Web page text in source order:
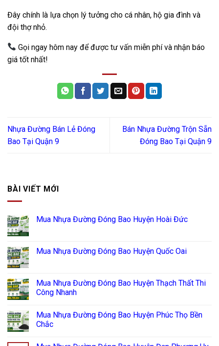
Đây chính là lựa chọn lý tưởng cho cá nhân, hộ gia đình và
đội thợ nhỏ.
Gọi ngay hôm nay để được tư vấn miễn phí và nhận báo
giá tốt nhất!
Nhựa Đường Bán Lẻ Đóng
Bao Tại Quận 9
Bán Nhựa Đường Trộn Sẵn
Đóng Bao Tại Quận 9
BÀI VIẾT MỚI
Mua Nhựa Đường Đóng Bao Huyện Hoài Đức
Mua Nhựa Đường Đóng Bao Huyện Quốc Oai
Mua Nhựa Đường Đóng Bao Huyện Thạch Thất Thi
Công Nhanh
Mua Nhựa Đường Đóng Bao Huyện Phúc Thọ Bền
Chắc